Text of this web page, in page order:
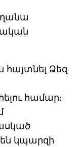
հայտնել Ձեզ
համար։
կպարզի